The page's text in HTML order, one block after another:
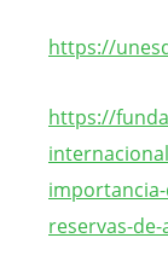
https://
https://
reservas-